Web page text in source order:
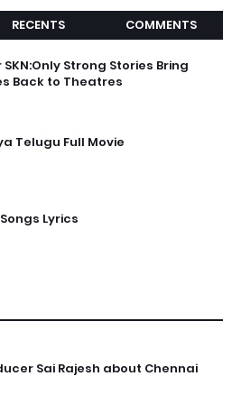
RECENTS COMMENTS
Strong Stories Bring
Back to Theatres
Telugu Full Movie
Lyrics
Sai Rajesh about Chennai